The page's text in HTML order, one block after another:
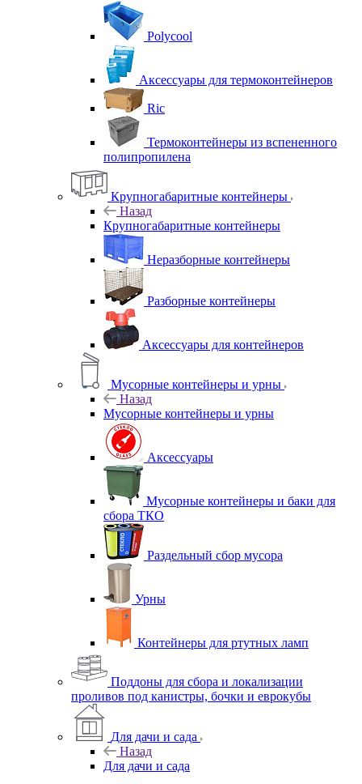
Polycool
Аксессуары для термоконтейнеров
Ric
Термоконтейнеры из вспененного
полипропилена
Крупногабаритные контейнеры
Назад
Крупногабаритные контейнеры
Неразборные контейнеры
Разборные контейнеры
Аксессуары для контейнеров
Мусорные контейнеры и урны
Назад
Мусорные контейнеры и урны
Аксессуары
Мусорные контейнеры и баки для
сбора ТКО
Раздельный сбор мусора
Урны
Контейнеры для ртутных ламп
Поддоны для сбора и локализации
проливов под канистры, бочки и еврокубы
Для дачи и сада
Назад
Для дачи и сада